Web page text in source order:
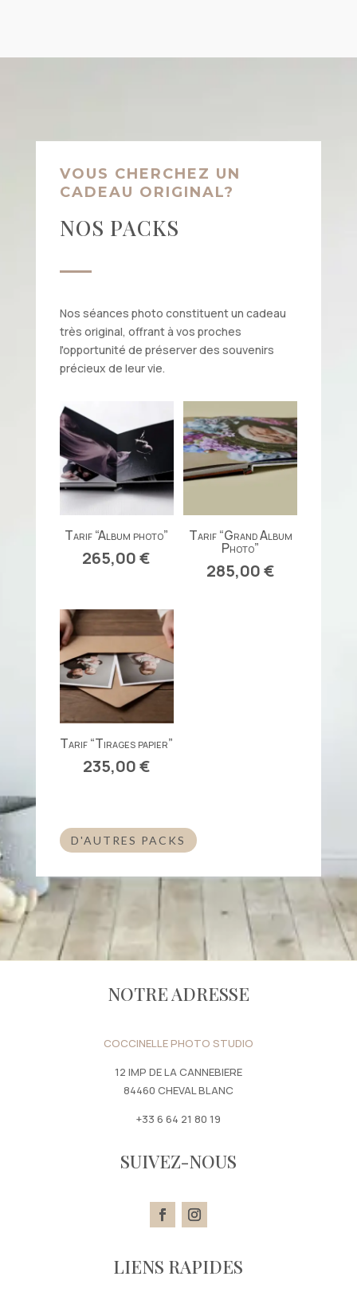
VOUS CHERCHEZ UN
CADEAU ORIGINAL?
NOS PACKS
Nos séances photo constituent un cadeau
très original, offrant à vos proches
l'opportunité de préserver des souvenirs
précieux de leur vie.
Tarif “Album photo”
265,00€
Tarif “Grand Album
Photo”
285,00€
Tarif “Tirages papier”
235,00€
D'AUTRES PACKS
NOTRE ADRESSE
COCCINELLE PHOTO STUDIO
12 IMP DE LA CANNEBIERE
84460 CHEVAL BLANC
+33 6 64 21 80 19
SUIVEZ-NOUS
LIENS RAPIDES